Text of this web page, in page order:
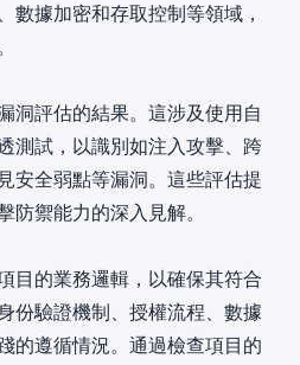
數據加密和存取控制等領域，
洞評估的結果。這涉及使用自
測試，以識別如注入攻擊、跨
安全弱點等漏洞。這些評估提
防禦能力的深入見解。
目的業務邏輯，以確保其符合
份驗證機制、授權流程、數據
的遵循情況。通過檢查項目的